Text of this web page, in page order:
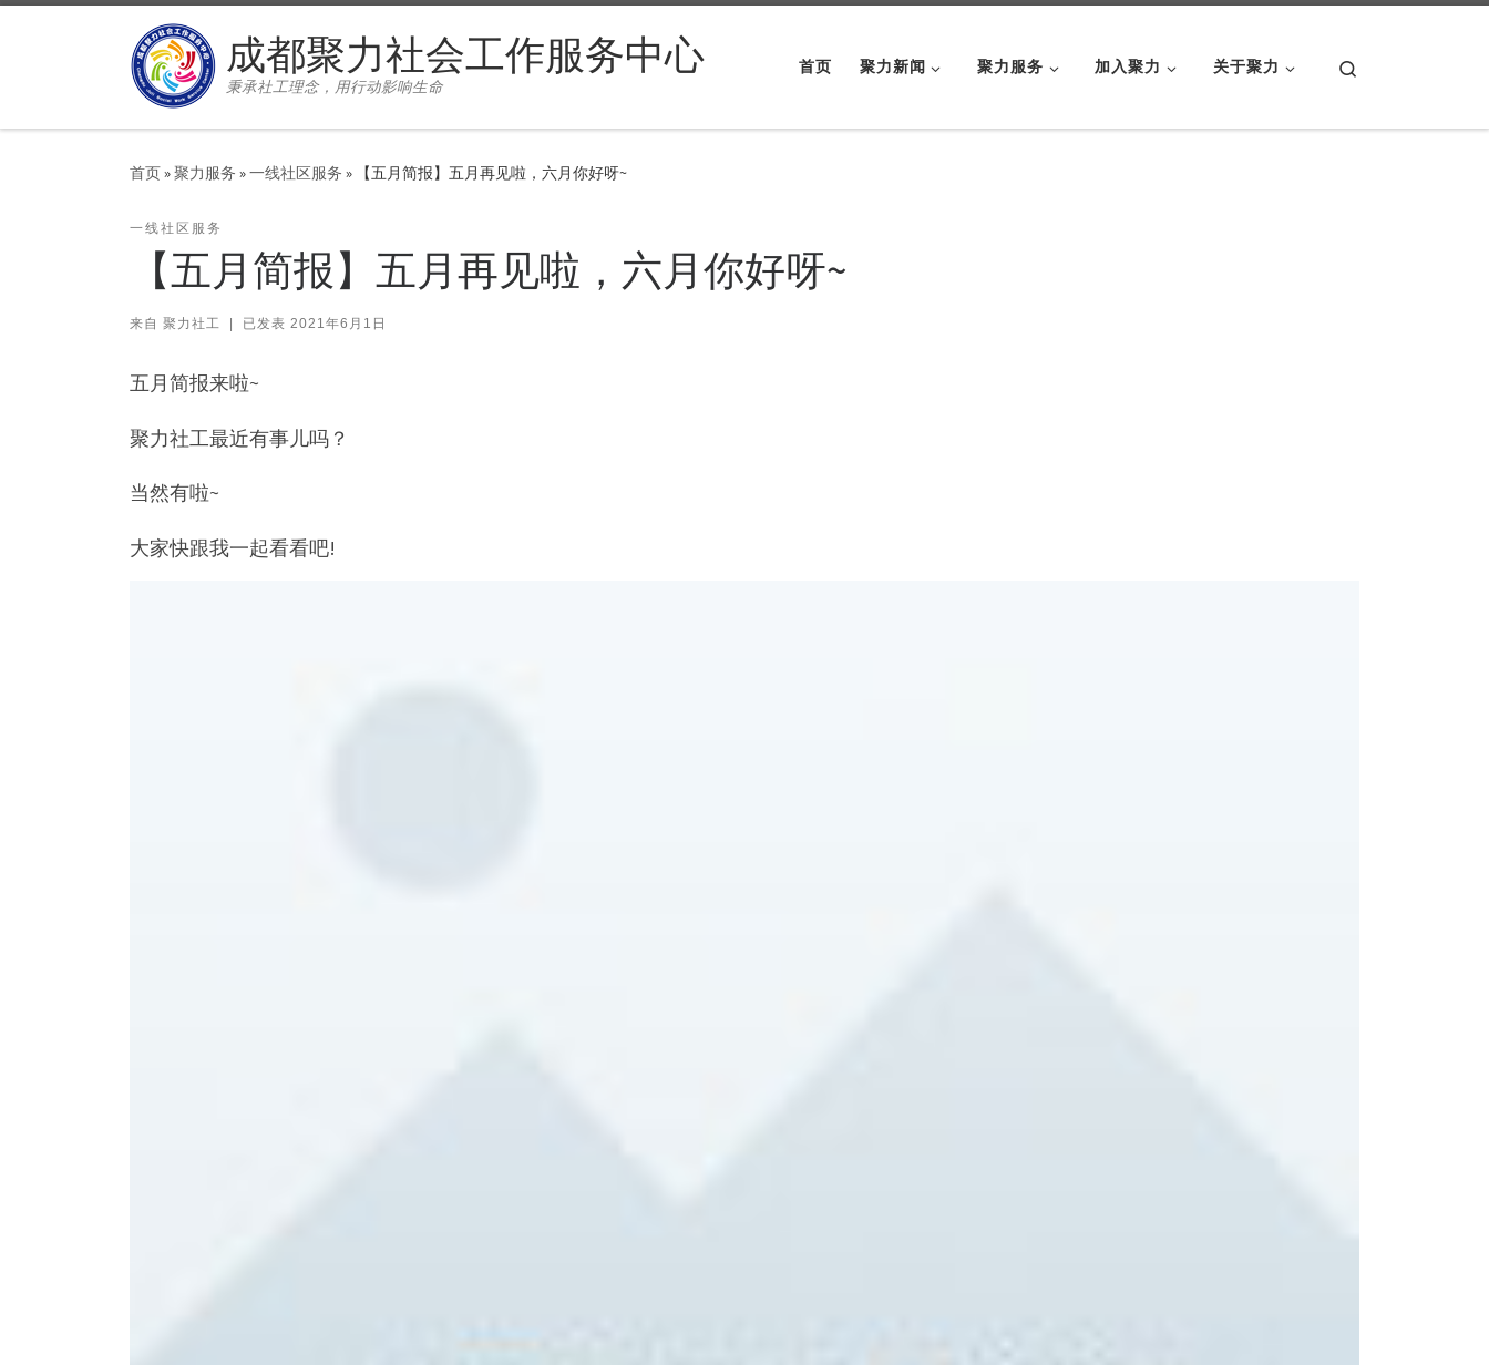
成都聚力社会工作服务中心
秉承社工理念，用行动影响生命
首页 聚力新闻 聚力服务 加入聚力 关于聚力
首页»聚力服务 »一线社区服务 » 【五月简报】五月再见啦，六月你好呀~
一线社区服务
【五月简报】五月再见啦，六月你好呀~
来自 聚力社工 已发表 2021年6月1日
五月简报来啦~
聚力社工最近有事儿吗？
当然有啦~
大家快跟我一起看看吧!